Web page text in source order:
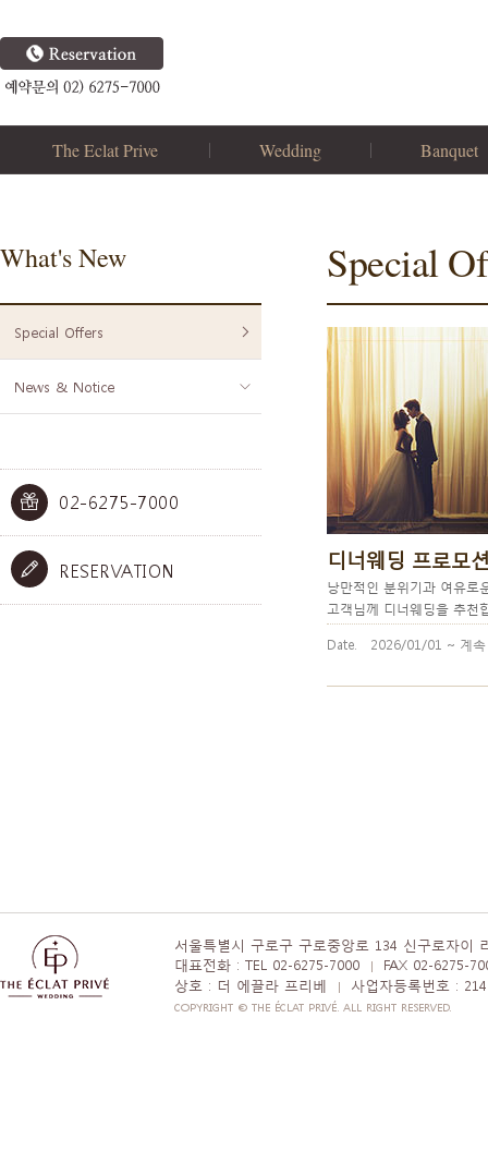
The Eclat Prive Wedding Banquet
돌잔치
가족파티
기업연회
What's New
Special Offers
News & Notice
02-6275-7000
RESERVATION
Special
디너웨딩 프로모
낭만적인 분위기과 여유로
고객님께 디너웨딩을 추천
Date. 2026/01/01 ~ 계속
서울특별시 구로구 구로중앙로 134 신구로자이
대표전화 : TEL 02-6275-7000
|
FAX 02-6275-
상호 : 더 에끌라 프리베
| 사업자등록번호 :
COPYRIGHT © THE ÉCLAT PRIVÉ. ALL RIGHT RESERVED.